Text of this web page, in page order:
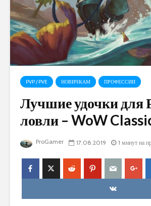
PVP / PVE НОВИЧКАМ ПРОФЕССИИ
Лучшие удочки для
ловли – WoW
ProGamer 17.08.2019 1 минут на